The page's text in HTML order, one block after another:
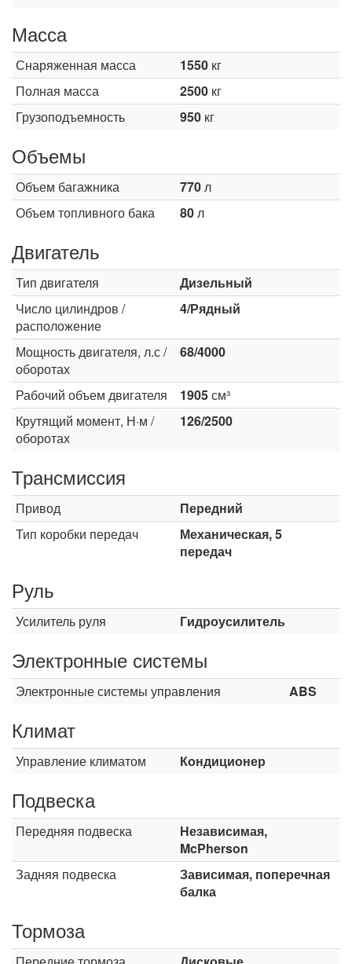
Масса
Снаряженная масса 1550 кг
Полная масса
2500 кг
Грузоподъемность
950 кг
Объемы
Объем багажника 770л
Объем топливного бака
80л
Двигатель
Тип двигателя
Дизельный
Число цилиндров /
расположение
4/Рядный
Мощность двигателя, л.с /
оборотах
68/4000
Рабочий объем двигателя 1905см³
Крутящий момент, Н·м /
оборотах
126/2500
Трансмиссия
Привод
Передний
Тип коробки передач
Механическая, 5
передач
Руль
Усилитель руля Гидроусилитель
Электронные системы
Электронные системы управления ABS
Климат
Управление климатом Кондиционер
Подвеска
Передняя подвеска
Независимая,
McPherson
Задняя подвеска
Зависимая, поперечная
балка
Тормоза